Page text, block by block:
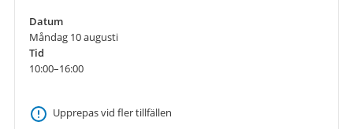
Datum
Måndag 10 augusti
Tid
10:00–16:00
Upprepas vid fler tillfällen